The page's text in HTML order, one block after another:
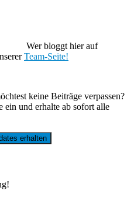
Wer bloggt hier auf
Team-Seite!
keine Beiträge verpassen?
und erhalte ab sofort alle